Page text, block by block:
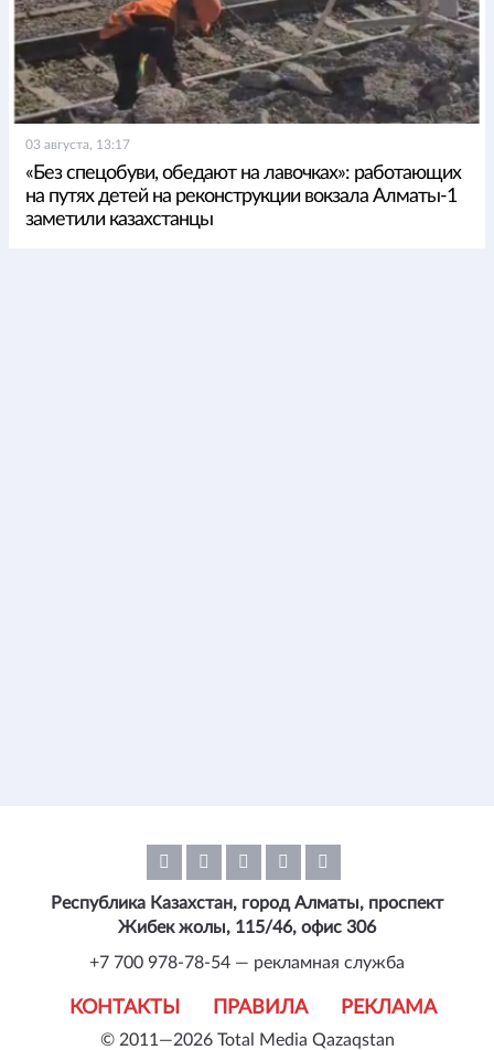
03 августа, 13:17
«Без спецобуви, обедают на лавочках»: работающих
на путях детей на реконструкции вокзала Алматы-1
заметили казахстанцы
© 2011—2026 Total Media Qazaqstan
КОНТАКТЫ ПРАВИЛА РЕКЛАМА
Республика Казахстан, город Алматы, проспект
Жибек жолы, 115/46, офис 306
+7 700 978-78-54 — рекламная служба